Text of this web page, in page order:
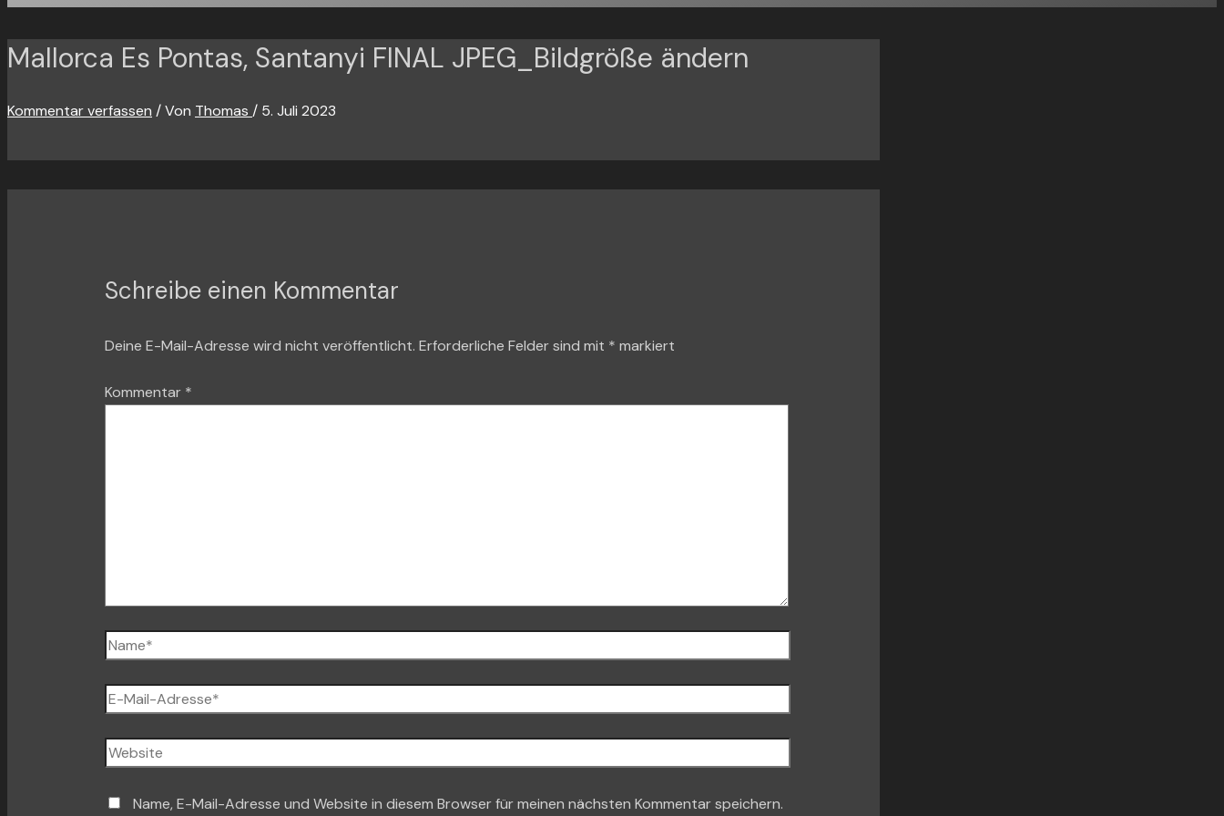
Mallorca Es Pontas, Santanyi FINAL JPEG_Bildgröße ändern
Kommentar verfassen / Von Thomas / 5. Juli 2023
Schreibe einen Kommentar
Deine E-Mail-Adresse wird nicht veröffentlicht. Erforderliche Felder sind mit * markiert
Kommentar *
Name*
E-
Mail-
Adresse*
Website
Name, E-Mail-Adresse und Website in diesem Browser für meinen nächsten Kommentar speichern.